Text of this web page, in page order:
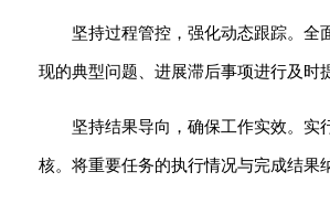
坚持过程管控，强化动态跟踪。全
现的典型问题、进展滞后事项进行及时
坚持结果导向，确保工作实效。实
核。将重要任务的执行情况与完成结果